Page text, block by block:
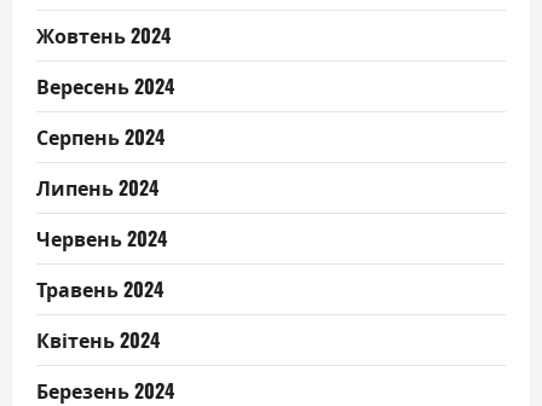
Жовтень 2024
Вересень 2024
Серпень 2024
Липень 2024
Червень 2024
Травень 2024
Квітень 2024
Березень 2024